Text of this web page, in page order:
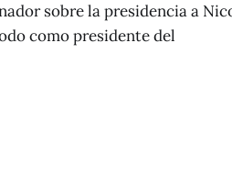
sobre la presidencia a
como presidente del